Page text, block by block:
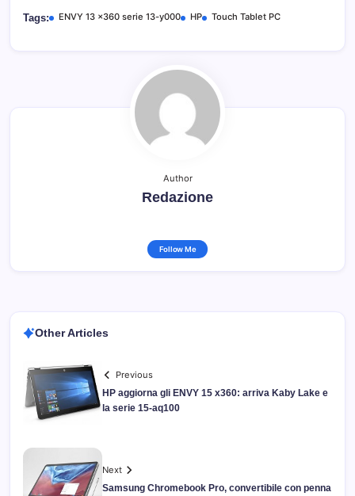
Tags: ENVY 13 x360 serie 13-y000 HP Touch Tablet PC
Author
Redazione
Follow Me
Other Articles
Previous
HP aggiorna gli ENVY 15 x360: arriva Kaby Lake e
la serie 15-aq100
Next
Samsung Chromebook Pro, convertibile con penna